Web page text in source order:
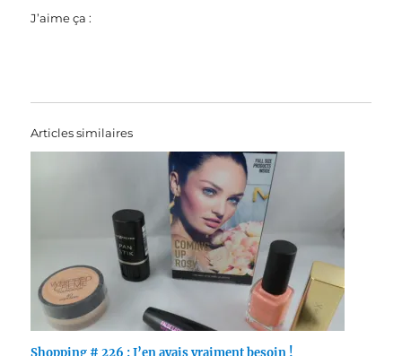
J’aime ça :
Articles similaires
Shopping # 226 : J’en avais vraiment besoin !